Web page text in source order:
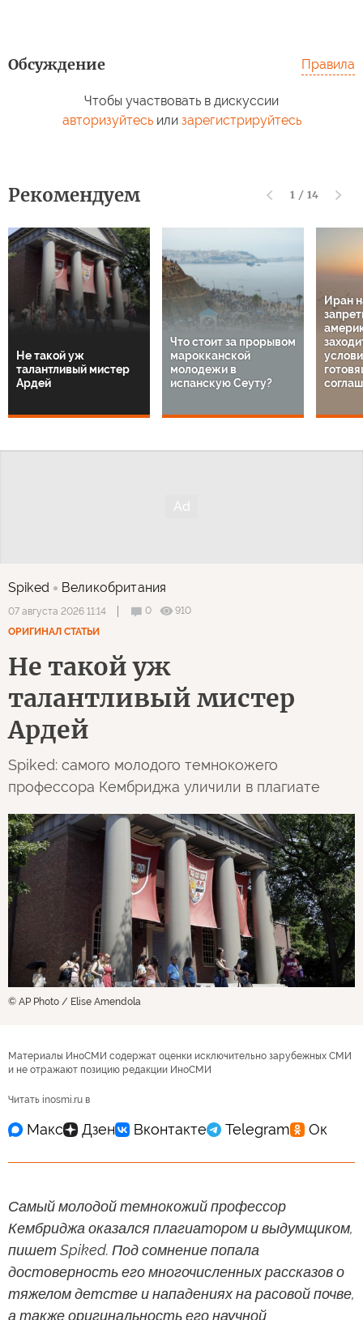
Обсуждение Правила
Чтобы участвовать в дискуссии
авторизуйтесьили зарегистрируйтесь
Рекомендуем 1 / 14
Не такой уж
талантливый мистер
Ардей
Что стоит за прорывом
марокканской
молодежи в
испанскую Сеуту?
Иран
Spiked Великобритания
07 августа 2026 11:14 0
910
ОРИГИНАЛ СТАТЬИ
Не такой уж
талантливый мистер
Ардей
Spiked: самого молодого темнокожего
профессора Кембриджа уличили в плагиате
© AP Photo / Elise Amendola
Материалы ИноСМИ содержат оценки исключительно зарубежных СМИ
и не отражают позицию редакции ИноСМИ
Читать inosmi.ru в
Самый молодой темнокожий профессор
Кембриджа оказался плагиатором и выдумщиком,
пишет Spiked. Под сомнение попала
достоверность его многочисленных рассказов о
тяжелом детстве и нападениях на расовой почве,
а также оригинальность его научной